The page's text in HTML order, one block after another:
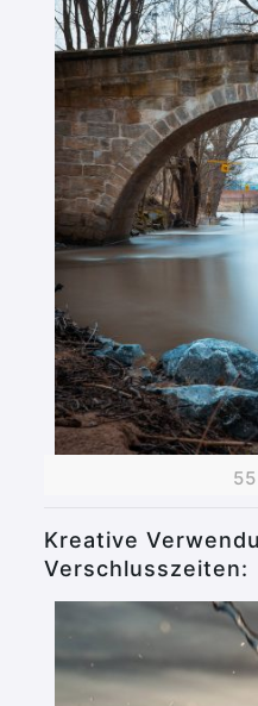
Kreative
Verschlusszeiten: